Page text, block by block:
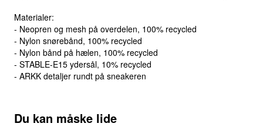
Materialer:
- Neopren og mesh på overdelen, 100% recycled
- Nylon snørebånd, 100% recycled
- Nylon bånd på hælen, 100% recycled
- STABLE-E15 ydersål, 10% recycled
- ARKK detaljer rundt på sneakeren
Du kan måske lide